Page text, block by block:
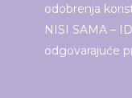
odobrenja
NISI SAMA –
odgovarajuće